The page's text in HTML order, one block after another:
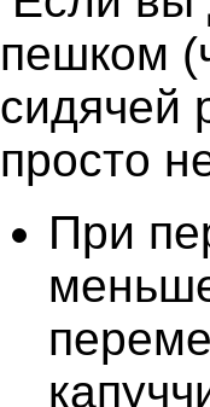
пешком
сидячей
просто
При